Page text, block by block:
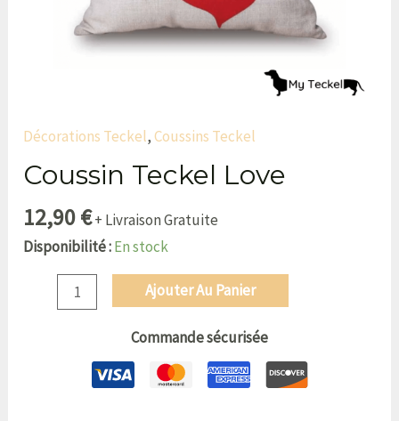
Décorations Teckel,Coussins Teckel
Coussin Teckel Love
12,90€+ Livraison Gratuite
Disponibilité :En stock
Ajouter Au Panier
Commande sécurisée